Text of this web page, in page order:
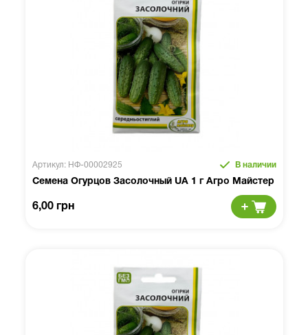
Артикул: НФ-00002925 В наличии
Семена Огурцов Засолочный UA 1 г Агро Майстер
6,00 грн